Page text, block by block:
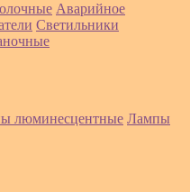
Аварийное
Светильники
люминесцентные Лампы